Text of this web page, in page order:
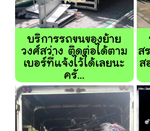
บริการรถขนของย้าย
วงศ์สว่าง ติดต่อได้ตาม
เบอร์ที่แจ้งไว้ได้เลยนะ
ครั...
ส
ส